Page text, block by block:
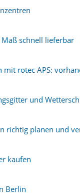
schnell lieferbar
mit rotec APS:
und
richtig planen und
kaufen
Berlin